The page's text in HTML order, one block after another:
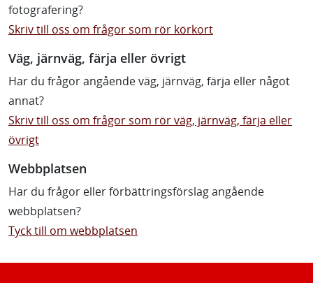
fotografering?
Skriv till oss om frågor som rör körkort
Väg, järnväg, färja eller övrigt
Har du frågor angående väg, järnväg, färja eller något
annat?
Skriv till oss om frågor som rör väg, järnväg, färja eller
övrigt
Webbplatsen
Har du frågor eller förbättringsförslag angående
webbplatsen?
Tyck till om webbplatsen